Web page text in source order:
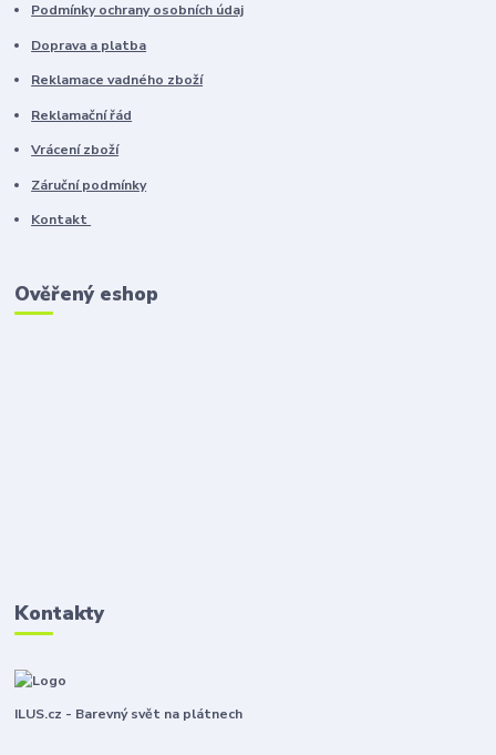
Podmínky ochrany osobních údaj
Doprava a platba
Reklamace vadného zboží
Reklamační řád
Vrácení zboží
Záruční podmínky
Kontakt
Ověřený eshop
Kontakty
ILUS.cz - Barevný svět na plátnech